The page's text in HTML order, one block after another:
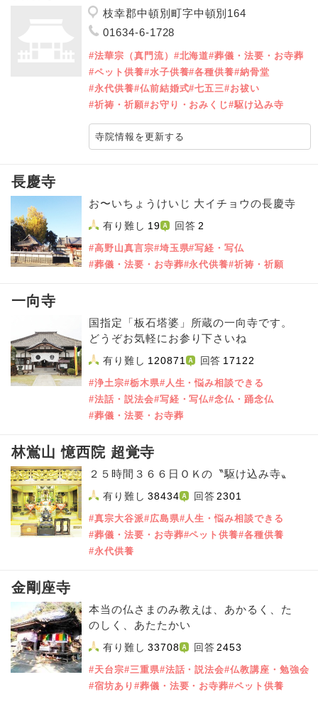
枝幸郡中頓別町字中頓別164
01634-6-1728
#法華宗（真門流） #北海道#葬儀・法要・お寺葬
#ペット供養#水子供養#各種供養#納骨堂
#永代供養#仏前結婚式#七五三#お祓い
#祈祷・祈願#お守り・おみくじ#駆け込み寺
寺院情報を更新する
長慶寺
お〜いちょうけいじ 大イチョウの長慶寺
有り難し 19 回答 2
#高野山真言宗#埼玉県#写経・写仏
#葬儀・法要・お寺葬#永代供養#祈祷・祈願
一向寺
国指定「板石塔婆」所蔵の一向寺です。
どうぞお気軽にお参り下さいね
有り難し 120871 回答 17122
#浄土宗#栃木県#人生・悩み相談できる
#法話・説法会#写経・写仏#念仏・踊念仏
#葬儀・法要・お寺葬
林鴬山 憶西院 超覚寺
２５時間３６６日ＯＫの〝駆け込み寺〟
有り難し 38434 回答 2301
#真宗大谷派#広島県#人生・悩み相談できる
#葬儀・法要・お寺葬#ペット供養#各種供養
#永代供養
金剛座寺
本当の仏さまのみ教えは、あかるく、た
のしく、あたたかい
有り難し 33708 回答 2453
#天台宗#三重県#法話・説法会#仏教講座・勉強会
#宿坊あり #葬儀・法要・お寺葬#ペット供養